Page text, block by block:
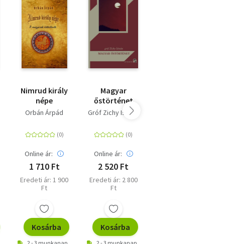
Nimrud király
népe
Orbán Árpád
Online ár:
1 710 Ft
Eredeti ár: 1 900
Ft
Kosárba
Magyar
őstörténet
Gróf Zichy István
Online ár:
2 520 Ft
Eredeti ár: 2 800
Ft
Kosárba